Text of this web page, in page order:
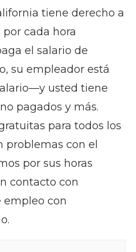
tiene derecho a
cada hora
el salario de
su empleador está
usted tiene
pagados y más.
para todos los
con el
por sus horas
contacto con
empleo con